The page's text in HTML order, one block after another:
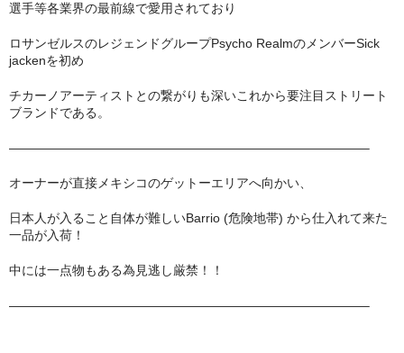
DVD
グ ッ ズ
タオル・リストバンド
トートバッグ
選手等各業界の最前線で愛用されており
ロサンゼルスのレジェンドグループPsycho RealmのメンバーSick
jackenを初め
チカーノアーティストとの繋がりも深いこれから要注目ストリート
ブランドである。
————————————————————————————–
オーナーが直接メキシコのゲットーエリアへ向かい、
日本人が入ること自体が難しいBarrio (危険地帯) から仕入れて来た
一品が入荷！
中には一点物もある為見逃し厳禁！！
————————————————————————————–